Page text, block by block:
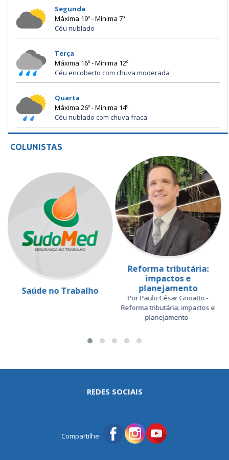
Segunda
Máxima 19º - Mínima 7º
Céu nublado
Terça
Máxima 16º - Mínima 12º
Céu encoberto com chuva moderada
Quarta
Máxima 26º - Mínima 14º
Céu nublado com chuva fraca
COLUNISTAS
Saúde no Trabalho
Reforma tributária:
impactos e
planejamento
Por Paulo César Gnoatto -
Reforma tributária: impactos e
planejamento
REDES SOCIAIS
Compartilhe